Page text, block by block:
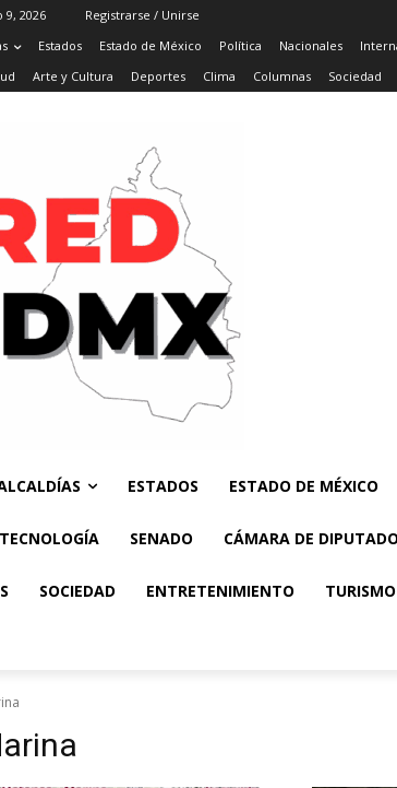
9, 2026
Registrarse / Unirse
Estados Estado de México Política Nacionales
Arte y Cultura Deportes Clima Columnas Sociedad
ESTADOS ESTADO DE MÉXICO
SENADO CÁMARA DE
SOCIEDAD ENTRETENIMIENTO TURISMO